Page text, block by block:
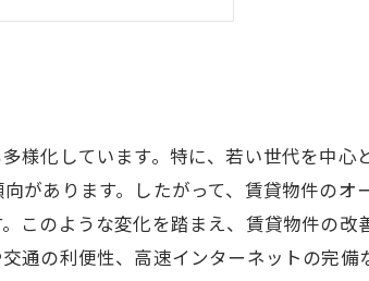
略
様化しています。特に、若い世代を中心
があります。したがって、賃貸物件のオ
このような変化を踏まえ、賃貸物件の改
通の利便性、高速インターネットの完備